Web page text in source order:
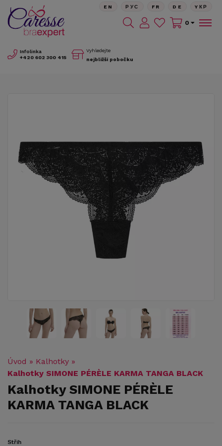
Infolinka
+420 602 300 415
Vyhledejte
nejbližší pobočku
EN РУС FR DE YКР
0
Úvod » Kalhotky »
Kalhotky SIMONE PÉRÈLE KARMA TANGA BLACK
Kalhotky SIMONE PÉRÈLE
KARMA TANGA BLACK
Střih